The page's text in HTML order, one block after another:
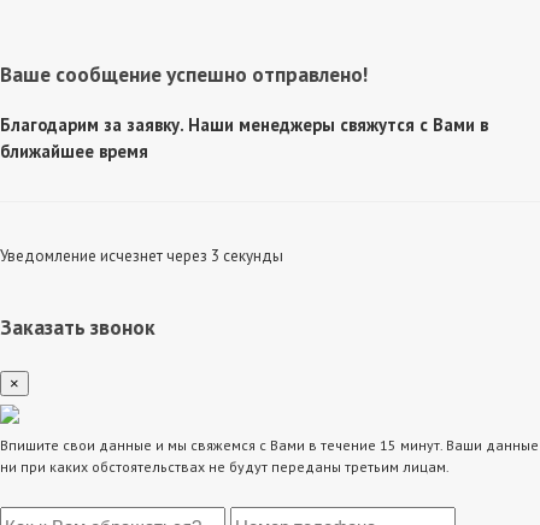
Ваше сообщение успешно отправлено!
Благодарим за заявку. Наши менеджеры свяжутся с Вами в
ближайшее время
Уведомление исчезнет через 3 секунды
Заказать звонок
×
Впишите свои данные и мы свяжемся с Вами в течение 15 минут. Ваши данные
ни при каких обстоятельствах не будут переданы третьим лицам.